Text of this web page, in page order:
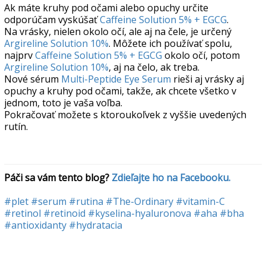
Ak máte kruhy pod očami alebo opuchy určite
odporúčam vyskúšaťCaffeine Solution 5% + EGCG.
Na vrásky, nielen okolo očí, ale aj na čele, je určený
Argireline Solution 10%. Môžete ich používať spolu,
najprvCaffeine Solution 5% + EGCG okolo očí, potom
Argireline Solution 10%, aj na čelo, ak treba.
Nové sérum Multi-Peptide Eye Serum rieši aj vrásky aj
opuchy a kruhy pod očami, takže, ak chcete všetko v
jednom, toto je vaša voľba.
Pokračovať možete s ktoroukoľvek z vyššie uvedených
rutín.
Páči sa vám tento blog? Zdieľajte ho na Facebooku.
#plet #serum #rutina #The-Ordinary #vitamin-C
#retinol #retinoid #kyselina-hyaluronova #aha #bha
#antioxidanty #hydratacia